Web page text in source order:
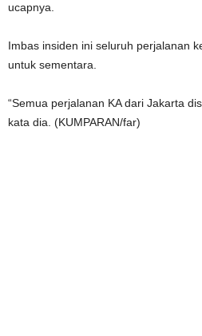
ucapnya.
Imbas insiden ini seluruh perjalanan
untuk sementara.
“Semua perjalanan KA dari Jakarta
kata dia. (KUMPARAN/far)